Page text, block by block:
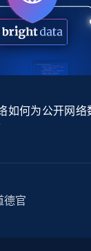
德官
如何为公开网络